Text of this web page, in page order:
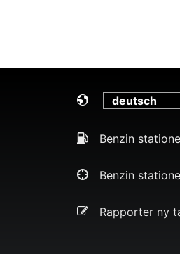
Benzin
Benzin
Rapporter ny